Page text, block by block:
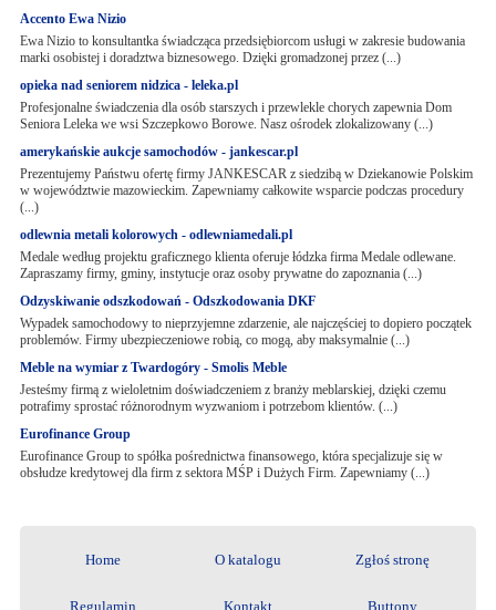
Accento Ewa Nizio
Ewa Nizio to konsultantka świadcząca przedsiębiorcom usługi w zakresie budowania
marki osobistej i doradztwa biznesowego. Dzięki gromadzonej przez (...)
opieka nad seniorem nidzica - leleka.pl
Profesjonalne świadczenia dla osób starszych i przewlekle chorych zapewnia Dom
Seniora Leleka we wsi Szczepkowo Borowe. Nasz ośrodek zlokalizowany (...)
amerykańskie aukcje samochodów - jankescar.pl
Prezentujemy Państwu ofertę firmy JANKESCAR z siedzibą w Dziekanowie Polskim
w województwie mazowieckim. Zapewniamy całkowite wsparcie podczas procedury
(...)
odlewnia metali kolorowych - odlewniamedali.pl
Medale według projektu graficznego klienta oferuje łódzka firma Medale odlewane.
Zapraszamy firmy, gminy, instytucje oraz osoby prywatne do zapoznania (...)
Odzyskiwanie odszkodowań - Odszkodowania DKF
Wypadek samochodowy to nieprzyjemne zdarzenie, ale najczęściej to dopiero początek
problemów. Firmy ubezpieczeniowe robią, co mogą, aby maksymalnie (...)
Meble na wymiar z Twardogóry - Smolis Meble
Jesteśmy firmą z wieloletnim doświadczeniem z branży meblarskiej, dzięki czemu
potrafimy sprostać różnorodnym wyzwaniom i potrzebom klientów. (...)
Eurofinance Group
Eurofinance Group to spółka pośrednictwa finansowego, która specjalizuje się w
obsłudze kredytowej dla firm z sektora MŚP i Dużych Firm. Zapewniamy (...)
Home O katalogu Zgłoś stronę
Regulamin Kontakt Buttony